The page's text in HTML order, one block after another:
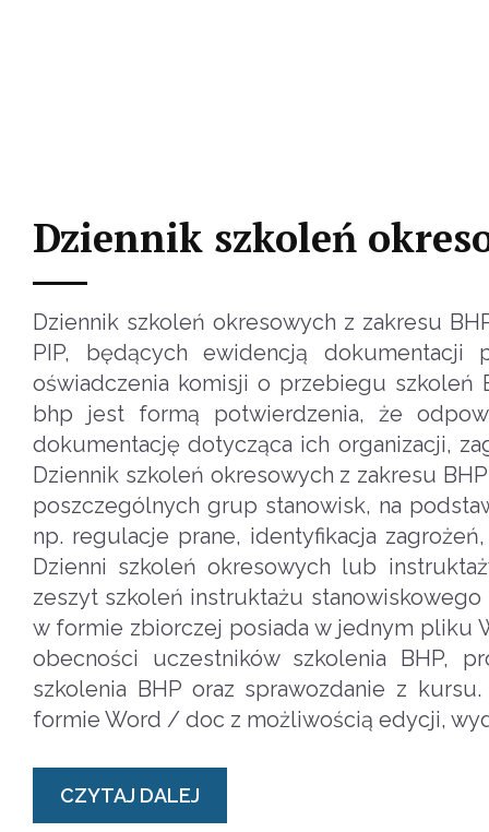
Dziennik szkoleń
Dziennik szkoleń okresowych z zakresu
PIP, będących ewidencją dokumentacji
oświadczenia komisji o przebiegu szkoleń
bhp jest formą potwierdzenia, że
dokumentację dotycząca ich organizacji,
Dziennik szkoleń okresowych z zakresu
poszczególnych grup stanowisk, na
np. regulacje prane, identyfikacja
Dzienni szkoleń okresowych lub
zeszyt szkoleń instruktażu
w formie zbiorczej posiada w jednym pliku
obecności uczestników szkolenia BHP,
szkolenia BHP oraz sprawozdanie z
formie Word / doc z możliwością edycji,
CZYTAJ DALEJ